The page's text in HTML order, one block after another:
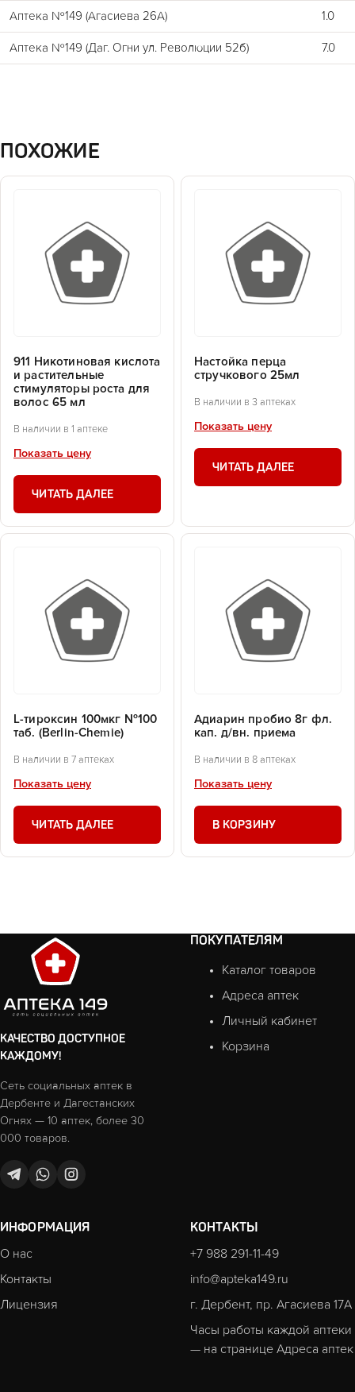
Аптека №149 (Агасиева 26А) 1.0
Аптека №149 (Даг. Огни ул. Революции 52б) 7.0
ПОХОЖИЕ
911 Никотиновая кислота
и растительные
стимуляторы роста для
волос 65 мл
В наличии в 1 аптеке
Показать цену
ЧИТАТЬ ДАЛЕЕ
Настойка перца
стручкового 25мл
В наличии в 3 аптеках
Показать цену
ЧИТАТЬ ДАЛЕЕ
L-тироксин 100мкг №100
таб. (Berlin-Chemie)
В наличии в 7 аптеках
Показать цену
ЧИТАТЬ ДАЛЕЕ
Адиарин пробио 8г фл.
кап. д/вн. приема
В наличии в 8 аптеках
Показать цену
В КОРЗИНУ
КАЧЕСТВО ДОСТУПНОЕ
КАЖДОМУ!
Сеть социальных аптек в
Дербенте и Дагестанских
Огнях — 10 аптек, более 30
000 товаров.
ПОКУПАТЕЛЯМ
Каталог товаров
Адреса аптек
Личный кабинет
Корзина
ИНФОРМАЦИЯ
О нас
Контакты
Лицензия
КОНТАКТЫ
+7 988 291-11-49
info@apteka149.ru
г. Дербент, пр. Агасиева 17А
Часы работы каждой аптеки
— на странице Адреса аптек